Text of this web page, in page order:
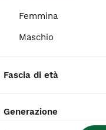
Femmina
Maschio
Fascia di età
Generazione
segugio?